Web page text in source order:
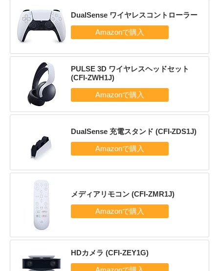
DualSense ワイヤレスコントローラー
PULSE 3D ワイヤレスヘッドセット
(CFI-ZWH1J)
DualSense 充電スタンド (CFI-ZDS1J)
メディアリモコン (CFI-ZMR1J)
HDカメラ (CFI-ZEY1G)